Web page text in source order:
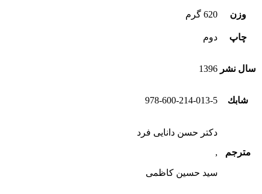
وزن 620 گرم
چاپ دوم
سال نشر 1396
شابك 978-600-214-013-5
مترجم
دکتر حسن دانایی فرد
,
سید حسین کاظمی